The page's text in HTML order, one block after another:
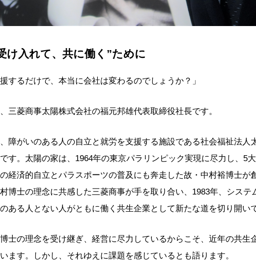
け入れて、共に働く”ために
するだけで、本当に会社は変わるのでしょうか？」
三菱商事太陽株式会社の福元邦雄代表取締役社長です。
障がいのある人の自立と就労を支援する施設である社会福祉法人
す。太陽の家は、1964年の東京パラリンピック実現に尽力し、5
経済的自立とパラスポーツの普及にも奔走した故・中村裕博士が
博士の理念に共感した三菱商事が手を取り合い、1983年、シス
ある人とない人がともに働く共生企業として新たな道を切り開い
士の理念を受け継ぎ、経営に尽力しているからこそ、近年の共生
ます。しかし、それゆえに課題を感じているとも語ります。